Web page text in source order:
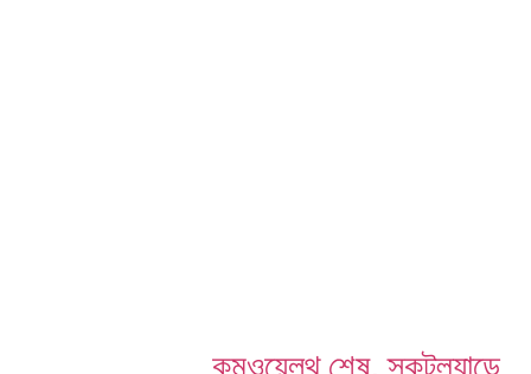
কমওয়েলথ শেষ, স্কটল্যান্ডে